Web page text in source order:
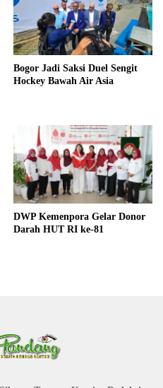
Bogor Jadi Saksi Duel Sengit
Hockey Bawah Air Asia
DWP Kemenpora Gelar Donor
Darah HUT RI ke-81